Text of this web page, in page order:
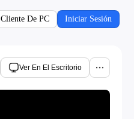
Cliente De PC Iniciar Sesión
Ver En El Escritorio